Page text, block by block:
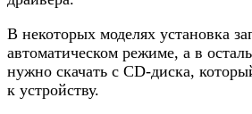
В некоторых моделях установка
автоматическом режиме, а в
нужно скачать с CD-диска,
к устройству.